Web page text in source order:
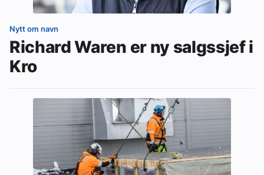
Nytt om navn
Richard Waren er ny salgssjef i
Kro